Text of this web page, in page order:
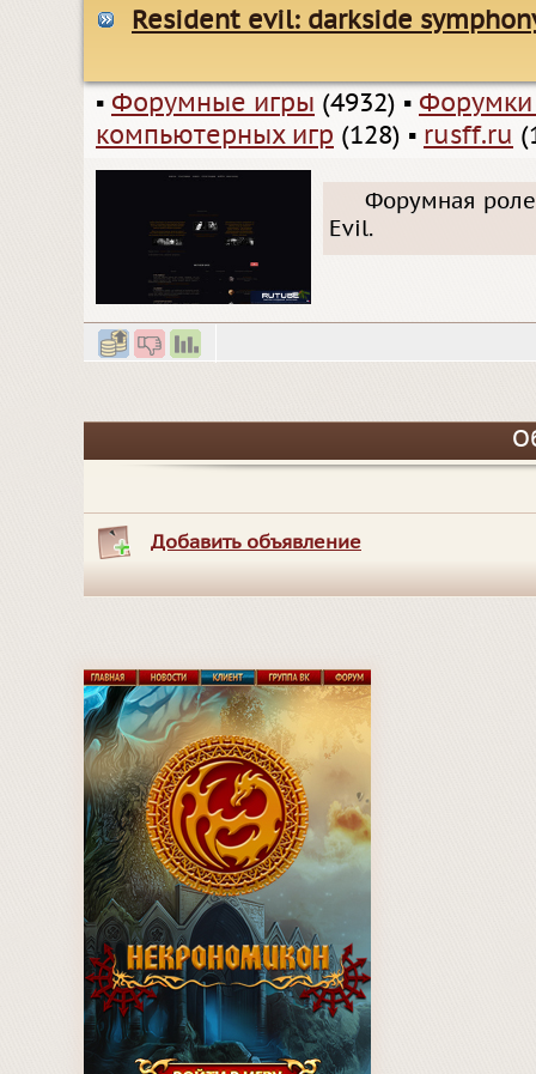
Resident evil: darkside
▪ Форумные игры (4932) ▪
компьютерных игр (128) ▪ rusff.ru
Форумная
Evil.
Добавить объявление